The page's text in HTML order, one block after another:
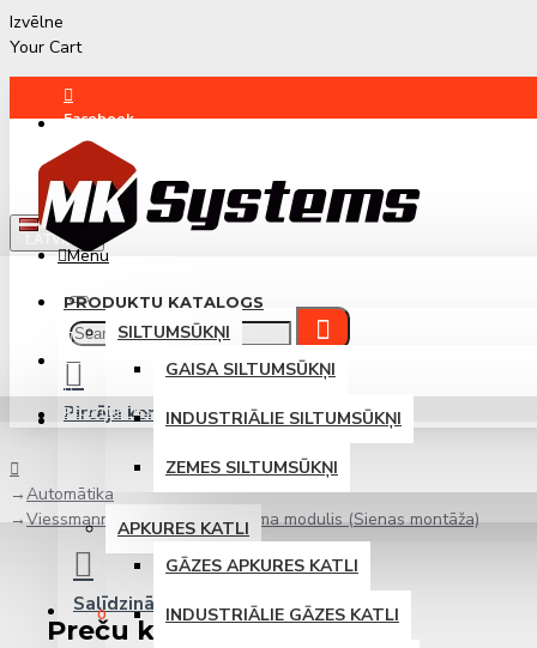
Izvēlne
Your Cart
Facebook
Instagram
LATVIEŠU
Pircēja kontsPieteikties / Reģistrēties
Salīdzināt Produktu salīdzināšana
0
Menu
PRODUKTU KATALOGS
SILTUMSŪKŅI
GAISA SILTUMSŪKŅI
INDUSTRIĀLIE SILTUMSŪKŅI
ZEMES SILTUMSŪKŅI
APKURES KATLI
GĀZES APKURES KATLI
INDUSTRIĀLIE GĀZES KATLI
REĢISTRĒTIES
Automātika
Viessmann EM-P1 Paplašinājuma modulis (Sienas montāža)
Preču katalogs